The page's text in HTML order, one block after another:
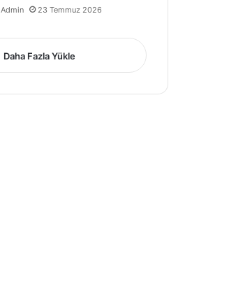
Admin 23 Temmuz 2026
Daha Fazla Yükle